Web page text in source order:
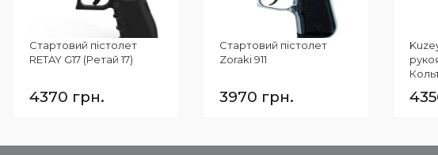
Стартовий пістолет
RETAY G17 (Ретай 17)
4370 грн.
Стартовий пістолет
Zoraki 911
3970 грн.